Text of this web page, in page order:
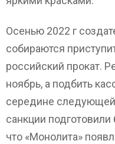
Осенью 2022 г
собираются
российский прокат.
ноябрь, а подбить
середине
санкции подготовили
что «Монолита»